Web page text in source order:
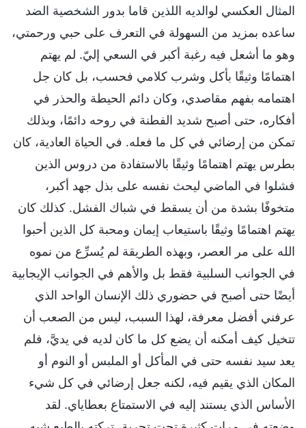
المثال العكسي لوالديه اللذين قاما بدور الشخصية الضد
ساعده بمزيد من السهولة في التعرف على حبي ورحمتي،
وهو ما أشعل فيه رغبة أكبر في السعي إليّ. لم يهتم
اهتمامًا وثيقًا بأكل وشرب كلامي فحسب، بل كان جل
اهتمامه بفهم مقاصدي، وكان دائم الحيطة والحذر في
أفكاره، حتى أصبح شديد الفطنة في روحه دائمًا، وبذلك
تمكن من إرضائي في كل ما فعله. في الحياة العادية، كان
بطرس يهتم اهتمامًا وثيقًا بالاستفادة من دروس الذين
فشلوا في الماضي ليحث نفسه على بذل جهد أكبر،
متخوفًا بشدة من أن يسقط في شباك الفشل. كذلك كان
يهتم اهتمامًا وثيقًا باستيعاب إيمان ومحبة كل الذين أحبوا
الله على مر العصر، وبهذه الطريقة لم يُسرِّع من نموه
في الجوانب السلبية فقط بل والأهم في الجوانب الإيجابية
أيضًا حتى أصبح في حضوري ذلك الإنسان الواحد الذي
عرفني أفضل معرفة، لهذا السبب، ليس من الصعب أن
تتخيل كيف أمكنه أن يضع كل ما كان لديه في يديَّ، فلم
يعد سيد نفسه حتى في المأكل أو الملبس أو النوم أو
المكان الذي يقيم فيه، لكنه جعل إرضائي في كل شيء
الأساس الذي يستند إليه في الاستمتاع بعطاياي. لقد